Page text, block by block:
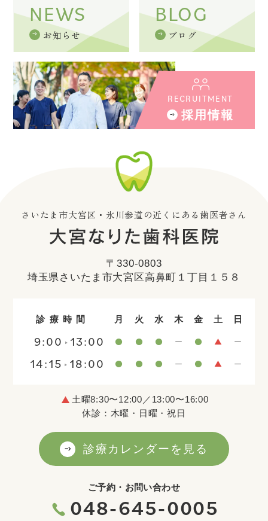
NEWS
お知らせ
BLOG
ブログ
RECRUITMENT
採用情報
さいたま市大宮区・氷川参道の近くにある歯医者さん
〒330-0803
埼玉県さいたま市大宮区高鼻町１丁目１５８
診療時間 月 火 水 木 金 土 日
9:00
13:00
14:15 18:00
土曜8:30〜12:00／13:00〜16:00
休診：木曜・日曜・祝日
診療カレンダーを見る
ご予約・お問い合わせ
048-645-0005